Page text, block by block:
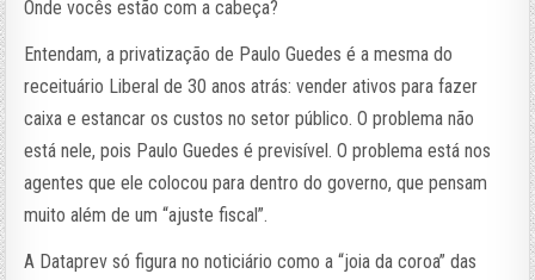
Onde vocês estão com a cabeça?
Entendam, a privatização de Paulo Guedes é a mesma do
receituário Liberal de 30 anos atrás: vender ativos para fazer
caixa e estancar os custos no setor público. O problema não
está nele, pois Paulo Guedes é previsível. O problema está nos
agentes que ele colocou para dentro do governo, que pensam
muito além de um “ajuste fiscal”.
A Dataprev só figura no noticiário como a “joia da coroa” das